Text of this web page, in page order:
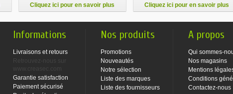
Cliquez ici pour en savoir plus Cliquez ici pour en savoir plus
Informations
Livraisons et retours
Retrouvez-nous sur
www.creasec.com
Garantie satisfaction
Paiement sécurisé
Nos produits
Promotions
Nouveautés
Notre sélection
Liste des marques
Liste des fournisseurs
A propos
Qui sommes-
Nos magasins
Mentions
Conditions
Contactez-nous